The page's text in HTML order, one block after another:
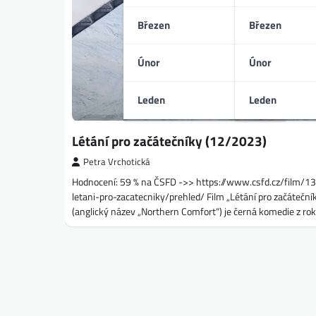
Březen
Únor
Leden
Březen
Únor
Leden
Létání pro začátečníky (12/2023)
Petra Vrchotická
Hodnocení: 59 % na ČSFD ->> https://www.csfd.cz/film/
letani-pro-zacatecniky/prehled/ Film „Létání pro
(anglický název „Northern Comfort“) je černá komedie z